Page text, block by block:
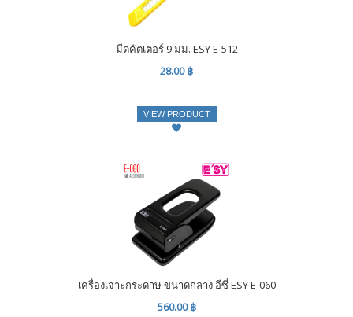
มีดคัตเตอร์ 9 มม. ESY E-512
28.00 ฿
VIEW PRODUCT
เครื่องเจาะกระดาษ ขนาดกลาง อีซี่ ESY E-060
560.00 ฿